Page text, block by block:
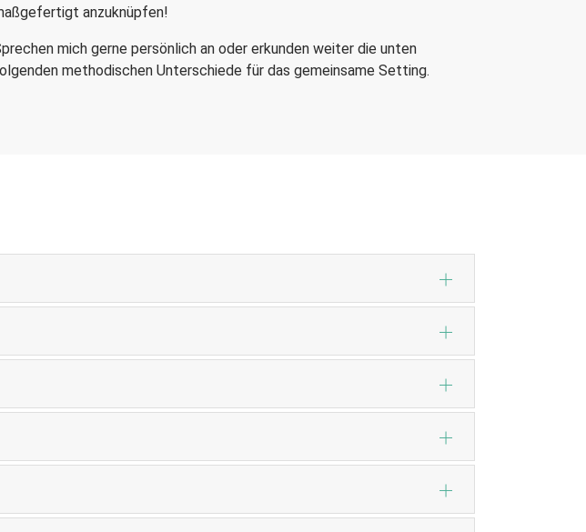
anzuknüpfen!
mich gerne persönlich an oder erkunden weiter die unten
methodischen Unterschiede für das gemeinsame Setting.